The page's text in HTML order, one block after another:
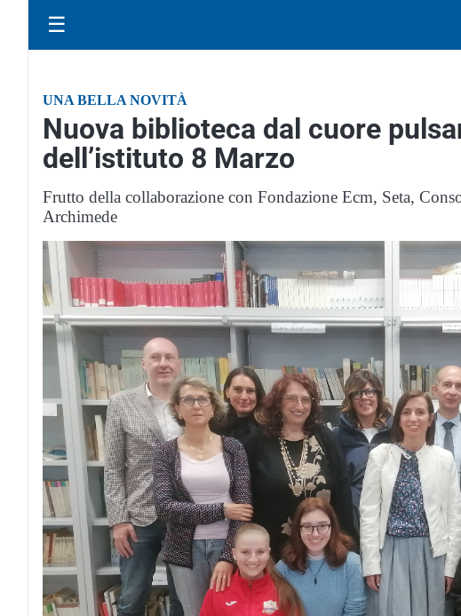
☰
UNA BELLA NOVITÀ
Nuova biblioteca dal cuore
dell’istituto 8 Marzo
Frutto della collaborazione con Fondazione Ecm, Seta,
Archimede